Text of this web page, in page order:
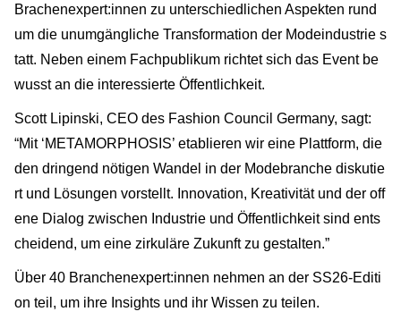
Brachenexpert:innen zu unterschiedlichen Aspekten rund
um die unumgängliche Transformation der Modeindustrie s
tatt. Neben einem Fachpublikum richtet sich das Event be
wusst an die interessierte Öffentlichkeit.
Scott Lipinski, CEO des Fashion Council Germany, sagt:
“Mit ‘METAMORPHOSIS’ etablieren wir eine Plattform, die
den dringend nötigen Wandel in der Modebranche diskutie
rt und Lösungen vorstellt. Innovation, Kreativität und der off
ene Dialog zwischen Industrie und Öffentlichkeit sind ents
cheidend, um eine zirkuläre Zukunft zu gestalten.”
Über 40 Branchenexpert:innen nehmen an der SS26-Editi
on teil, um ihre Insights und ihr Wissen zu teilen.